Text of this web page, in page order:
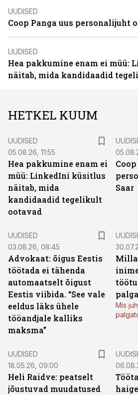
UUDISED
Coop Panga uus personalijuht
UUDISED
Hea pakkumine enam ei müü:
näitab, mida kandidaadid
HETKEL KUUM
UUDISED
05.08.26, 11:55
Hea pakkumine enam ei
müü: LinkedIni küsitlus
näitab, mida
kandidaadid tegelikult
ootavad
Saar
UUDISED
03.08.26, 08:45
Advokaat: õigus Eestis
töötada ei tähenda
automaatselt õigust
Eestis viibida. “See vale
eeldus läks ühele
tööandjale kalliks
maksma”
Mis
UUDISED
18.05.26, 09:00
Heli Raidve: peatselt
jõustuvad muudatused